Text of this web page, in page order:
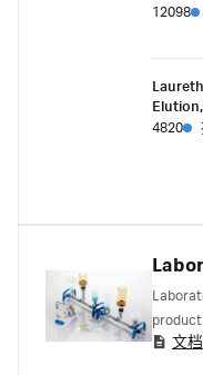
12098
4820
文档